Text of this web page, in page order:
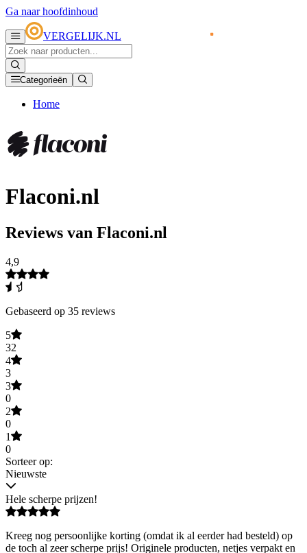
Ga naar hoofdinhoud
VERGELIJK.NL
Categorieën
Home
Flaconi.nl
Reviews van Flaconi.nl
4,9
Gebaseerd op 35 reviews
5
32
4
3
3
0
2
0
1
0
Sorteer op:
Nieuwste
Hele scherpe prijzen!
Kreeg nog persoonlijke korting (omdat ik al eerder had besteld) op
de toch al zeer scherpe prijs! Originele producten, netjes verpakt en